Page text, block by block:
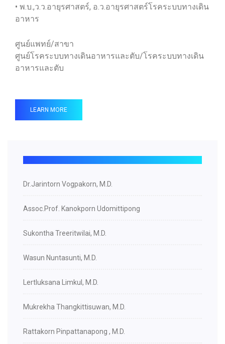
• พ.บ.,ว.ว.อายุรศาสตร์, อ.ว.อายุรศาสตร์โรคระบบทางเดิน
อาหาร
ศูนย์แพทย์/สาขา
ศูนย์โรคระบบทางเดินอาหารและตับ/โรคระบบทางเดิน
อาหารและตับ
LEARN MORE
Dr.Jarintorn Vogpakorn, M.D.
Assoc.Prof. Kanokporn Udomittipong
Sukontha Treeritwilai, M.D.
Wasun Nuntasunti, M.D.
Lertluksana Limkul, M.D.
Mukrekha Thangkittisuwan, M.D.
Rattakorn Pinpattanapong , M.D.